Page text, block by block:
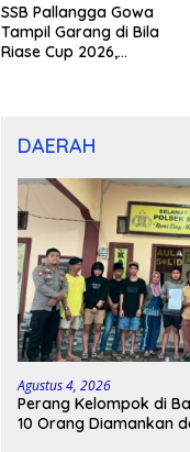
SSB Pallangga Gowa
Tampil Garang di Bila
Riase Cup 2026,
DAERAH
Agustus 4, 2026
Perang Kelompok di
10 Orang Diamankan